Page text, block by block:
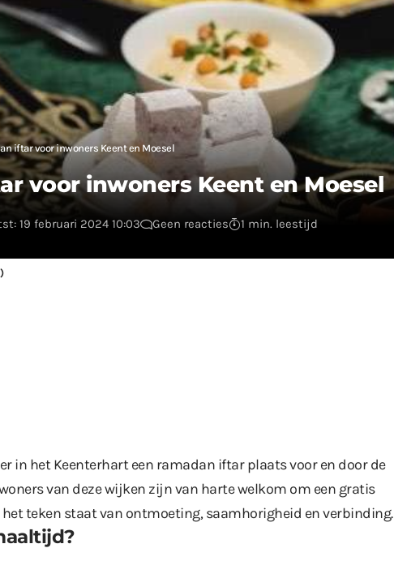
iftar voor inwoners Keent en Moesel
voor inwoners Keent en Moesel
19 februari 2024 10:03 Geen reacties 1 min. leestijd
in het Keenterhart een ramadan iftar plaats voor en door de
van deze wijken zijn van harte welkom om een gratis
teken staat van ontmoeting, saamhorigheid en verbinding.